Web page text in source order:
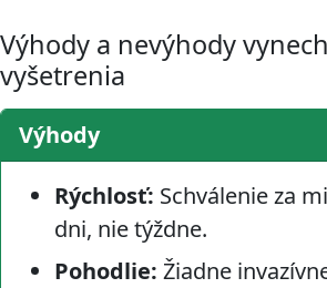
Výhody a nevýhody
vyšetrenia
Výhody
Rýchlosť: Schválenie za
dni, nie týždne.
Pohodlie: Žiadne